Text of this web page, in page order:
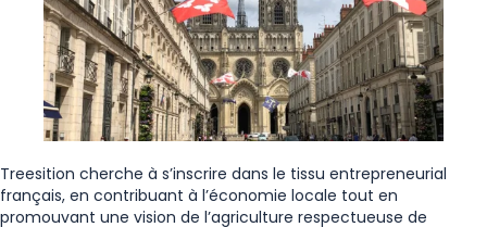
Treesition cherche à s’inscrire dans le tissu entrepreneurial
français, en contribuant à l’économie locale tout en
promouvant une vision de l’agriculture respectueuse de